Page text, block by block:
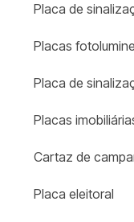
Placa de
Placas
Placa de
Placas
Cartaz de
Placa eleitoral